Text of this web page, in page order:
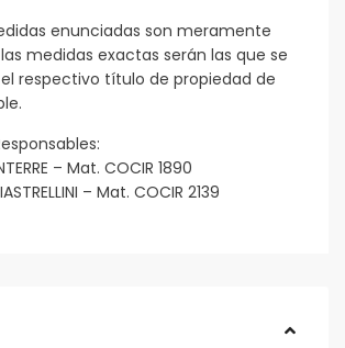
enunciadas son meramente
medidas exactas serán las que se
respectivo título de propiedad de
– Mat. COCIR 1890
– Mat. COCIR 2139